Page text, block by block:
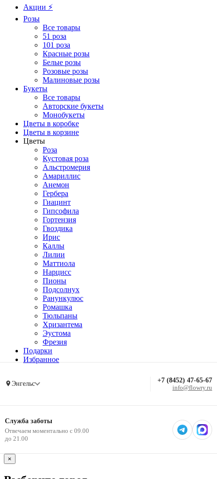
Акции ⚡️
Розы
Все товары
51 роза
101 роза
Красные розы
Белые розы
Розовые розы
Малиновые розы
Букеты
Все товары
Авторские букеты
Монобукеты
Цветы в коробке
Цветы в корзине
Цветы
Роза
Кустовая роза
Альстромерия
Амариллис
Анемон
Гербера
Гиацинт
Гипсофила
Гортензия
Гвоздика
Ирис
Каллы
Лилии
Маттиола
Нарцисс
Пионы
Подсолнух
Ранункулюс
Ромашка
Тюльпаны
Хризантема
Эустома
Фрезия
Подарки
Избранное
Энгельс +7 (8452) 47-65-67
info@flowry.ru
Служба заботы
Отвечаем моментально с 09.00
до 21.00
×